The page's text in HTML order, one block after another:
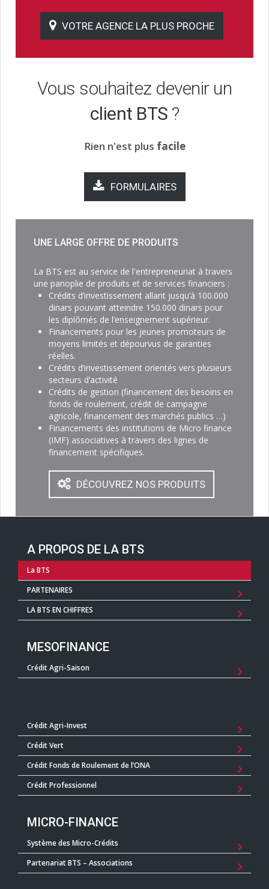
VOTRE AGENCE LA PLUS PROCHE
Vous souhaitez devenir un
client BTS ?
Rien n'est plus facile
FORMULAIRES
UNE LARGE OFFRE DE PRODUITS
La BTS est au service de l'entrepreneuriat à travers
une panoplie de produits et de services financiers :
Crédits d’investissement allant jusqu’à 100.000
dinars pouvant atteindre 150.000 dinars pour
les diplômés de l’enseignement supérieur.
Financements pour les jeunes promoteurs de
moyens limités et dépourvus de garanties
réelles.
Crédits d’investissement orientés vers plusieurs
secteurs d’activité
Crédits de gestion (financement des besoins en
fonds de roulement, crédit de campagne
agricole, financement des marchés publics …)
Financements des institutions de Micro finance
(IMF) associatives à travers des lignes de
financement spécifiques.
DÉCOUVREZ NOS PRODUITS
A PROPOS DE LA BTS
La BTS
PARTENAIRES
LA BTS EN CHIFFRES
MESOFINANCE
Crédit Agri-Saison
Crédit Agri-Invest
Crédit Vert
Crédit Fonds de Roulement de l’ONA
Crédit Professionnel
MICRO-FINANCE
Système des Micro-Crédits
Partenariat BTS – Associations